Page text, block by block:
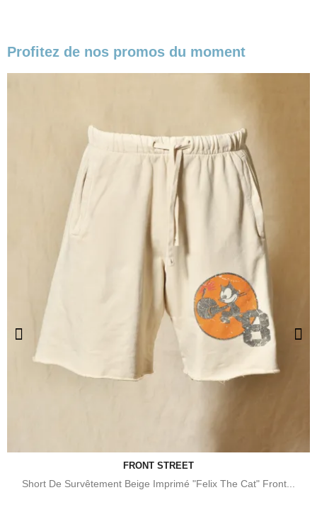
Profitez de nos promos du moment
FRONT STREET
Short De Survêtement Beige Imprimé "Felix The Cat" Front...